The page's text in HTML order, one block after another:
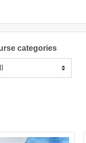
categories